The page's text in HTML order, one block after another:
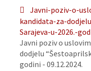
Javni-poziv-o-
kandidata-za-
Sarajeva-u-2026.-
Javni poziv o
dodjelu
godini - 09.12.2024.